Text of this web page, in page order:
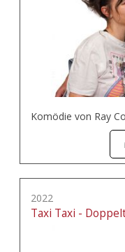
Komödie von Ray
2022
Taxi Taxi -